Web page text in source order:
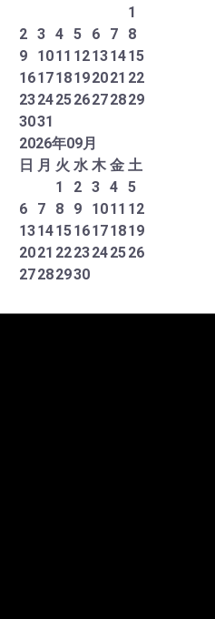
1
2 3 4 5 6 7
8
9
1011 12131415
161718192021 22
23242526272829
3031
2026年09月
日 月 火 水 木 金 土
1
2 3 4 5
6
7 8 9 1011 12
13141516171819
2021 2223242526
27282930